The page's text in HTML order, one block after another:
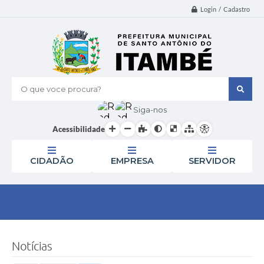
Login / Cadastro
O que voce procura?
Siga-nos
Acessibilidade
CIDADÃO EMPRESA SERVIDOR
Notícias